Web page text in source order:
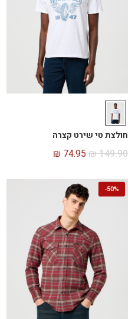
חולצת טי שירט קצרה
₪149.90
₪ 74.95
50%
-